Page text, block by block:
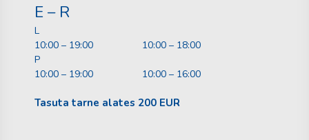
E – R
L
10:00 – 19:00
10:00 – 18:00
P
10:00 – 19:00
10:00 – 16:00
Tasuta tarne alates 200 EUR